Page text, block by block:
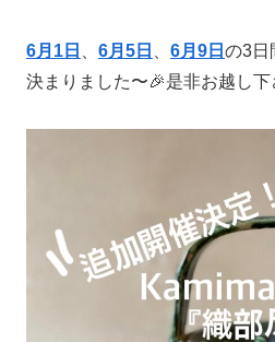
6月1日 6月5日 6月9日 の3日
決まりました〜🎉是非お越し下